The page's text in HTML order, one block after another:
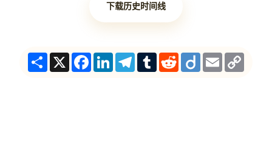
下载历史时间线
ShareX Facebook
LinkedInTelegram
TumblrRedditDiigoEmail